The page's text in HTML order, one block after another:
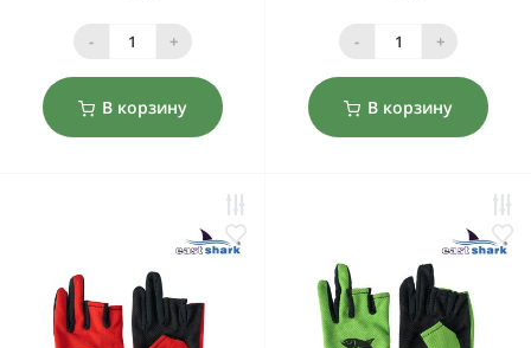
- +
В корзину
- +
В корзину